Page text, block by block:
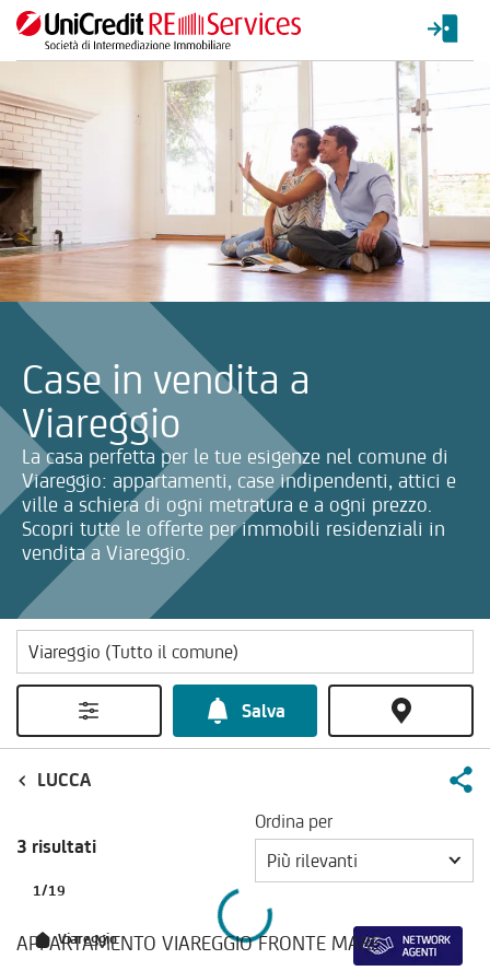
Case in vendita a
Viareggio
La casa perfetta per le tue esigenze nel comune di
Viareggio: appartamenti, case indipendenti, attici e
ville a schiera di ogni metratura e a ogni prezzo.
Scopri tutte le offerte per immobili residenziali in
vendita a Viareggio.
La ricerca verrà inviata automaticamente alla selezione delle
Salva
LUCCA
3 risultati
Ordina per
Più rilevanti
Viareggio
1/19
APPARTAMENTO VIAREGGIO FRONTE MARE